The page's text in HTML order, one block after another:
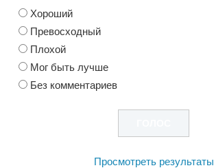
Хороший
Превосходный
Плохой
Мог быть лучше
Без комментариев
Просмотреть результаты